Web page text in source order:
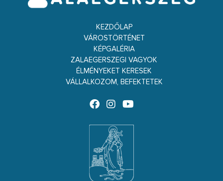
KEZDŐLAP
VÁROSTÖRTÉNET
KÉPGALÉRIA
ZALAEGERSZEGI VAGYOK
ÉLMÉNYEKET KERESEK
VÁLLALKOZOM, BEFEKTETEK